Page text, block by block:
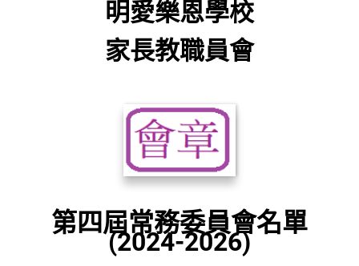
明愛樂恩學校
家長教職員會
第四屆常務委員會名單
(2024-2026)